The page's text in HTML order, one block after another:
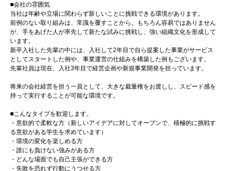
■会社の雰囲気
当社は年齢や立場に関わらず新しいことに挑戦できる環境があります。
前例のない取り組みは、常識を覆すことから。もちろん容易ではありません
が、手をあげた人が率先して新たな試みに挑戦し、強い組織文化を形成して
います。
新卒入社した先輩の中には、入社して2年目で自ら提案した事業がサービス
としてスタートした例や、事業運営の仕組みを構築した例もございます。
先輩社員は現在、入社3年目で経営企画や新規事業開発を担っています。
将来の会社経営を担う一員として、大きな裁量権をお渡しし、スピード感を
持って実行することが可能な環境です。
■こんなタイプを歓迎します。
・意欲的で柔軟な方（新しいアイデアに対してオープンで、積極的に挑戦す
る意欲がある学生を求めています）
・環境の変化を楽しめる方
・誰にも負けない強みがある方
・どんな場面でも自己主張ができる方
・失敗を恐れず行動にうつせる方